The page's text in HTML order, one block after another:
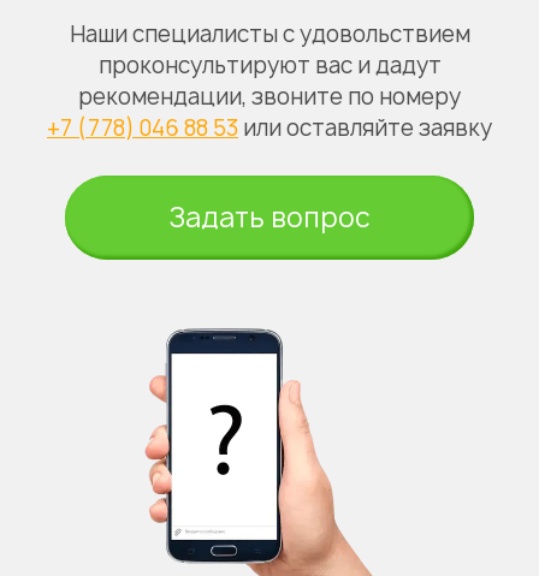
Наши специалисты с удовольствием
проконсультируют вас и дадут
рекомендации, звоните по номеру
+7 (778) 046 88 53 или оставляйте заявку
Задать вопрос